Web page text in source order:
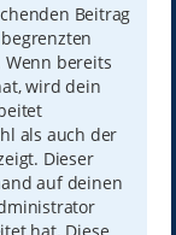
Beitrag
bereits
wird dein
als auch der
Dieser
auf deinen